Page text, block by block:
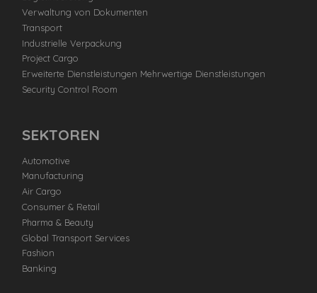
Verwaltung von Dokumenten
Transport
Industrielle Verpackung
Project Cargo
Erweiterte Dienstleistungen Mehrwertige Dienstleistungen
Security Control Room
SEKTOREN
Automotive
Manufacturing
Air Cargo
Consumer & Retail
Pharma & Beauty
Global Transport Services
Fashion
Banking